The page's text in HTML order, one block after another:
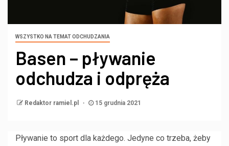
WSZYSTKO NA TEMAT ODCHUDZANIA
Basen – pływanie
odchudza i odpręża
Redaktor ramiel.pl 15 grudnia 2021
Pływanie to sport dla każdego. Jedyne co trzeba, żeby